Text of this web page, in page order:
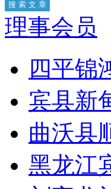
理事会员
四平锦
宾县新
曲沃县
黑龙江